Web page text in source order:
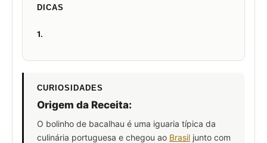
DICAS
1.
CURIOSIDADES
Origem da Receita:
O bolinho de bacalhau é uma iguaria típica da
culinária portuguesa e chegou ao Brasil junto com